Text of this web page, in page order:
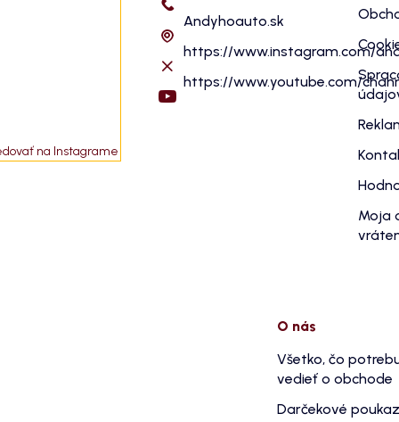
na Instagrame
Andyhoauto.sk
https://www.instagram.com/
https://www.youtube.com/
Moja
O nás
Všetko, čo
vedieť o obchode
Darčekové